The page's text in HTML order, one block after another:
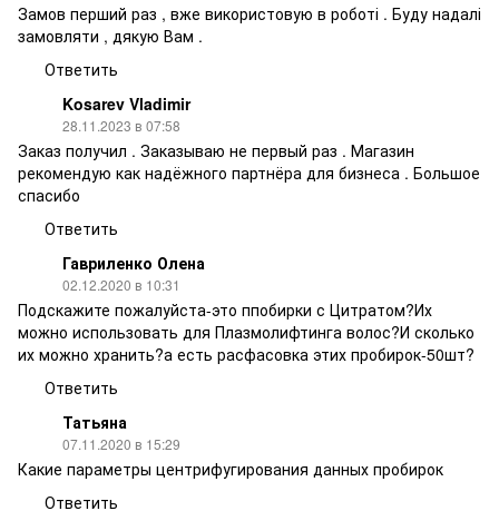
Замов перший раз , вже використовую в роботі . Буду надалі
замовляти , дякую Вам .
Ответить
Kosarev Vladimir
28.11.2023 в 07:58
Заказ получил . Заказываю не первый раз . Магазин
рекомендую как надёжного партнёра для бизнеса . Большое
спасибо
Ответить
Гавриленко Олена
02.12.2020 в 10:31
Подскажите пожалуйста-это ппобирки с Цитратом?Их
можно использовать для Плазмолифтинга волос?И сколько
их можно хранить?а есть расфасовка этих пробирок-50шт?
Ответить
Татьяна
07.11.2020 в 15:29
Какие параметры центрифугирования данных пробирок
Ответить